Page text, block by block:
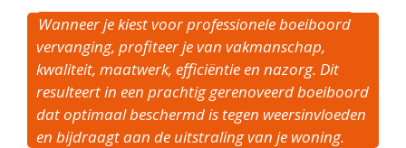
Wanneer je kiest voor professionele boeiboord
vervanging, profiteer je van vakmanschap,
kwaliteit, maatwerk, efficiëntie en nazorg. Dit
resulteert in een prachtig gerenoveerd boeiboord
dat optimaal beschermd is tegen weersinvloeden
en bijdraagt aan de uitstraling van je woning.